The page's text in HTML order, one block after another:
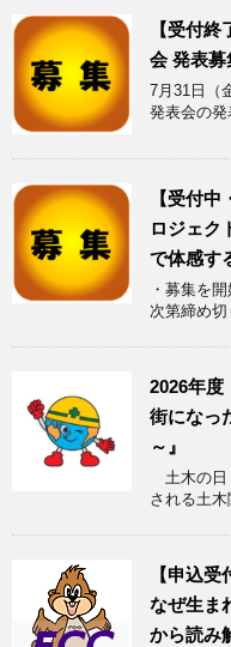
【受付
会 発表募
7月31日（
発表会の発
【受付
ロジェク
で体感す
・募集を
次第締め切
2026年度
街になっ
～』
土木の日
される土木
【申込
なぜ生ま
から読み